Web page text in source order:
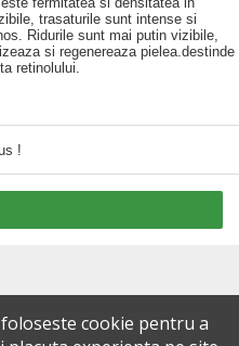
trasaturile sunt intense si
Ridurile sunt mai putin vizibile,
si regenereaza pielea.destinde
retinolului.
!
cookie pentru a